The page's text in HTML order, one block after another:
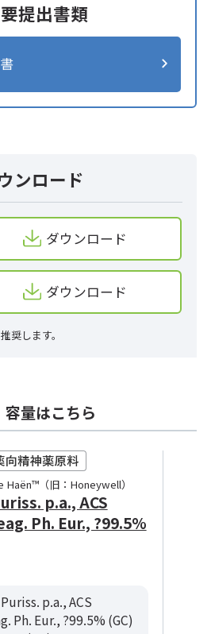
提出書類
ンロード
ダウンロード
ダウンロード
奨します。
量はこちら
（旧：Honeywell）
p.a., ACS
Ph. Eur., ?99.5%
Puriss. p.a., ACS
Ph. Eur., ?99.5% (GC)